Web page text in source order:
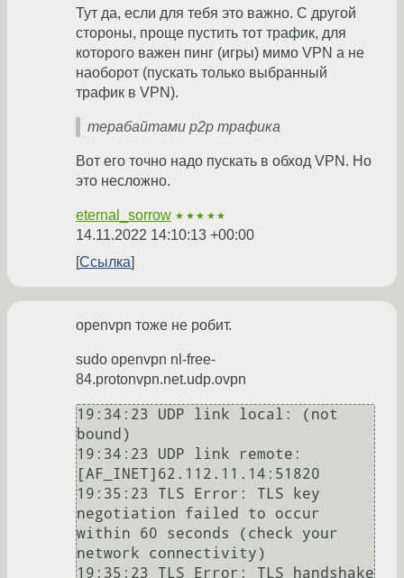
Тут да, если для тебя это важно. С другой
стороны, проще пустить тот трафик, для
которого важен пинг (игры) мимо VPN а не
наоборот (пускать только выбранный
трафик в VPN).
терабайтами p2p трафика
Вот его точно надо пускать в обход VPN. Но
это несложно.
eternal_sorrow ★★★★★
14.11.2022 14:10:13 +00:00
Ссылка
openvpn тоже не робит.
sudo openvpn nl-free-
84.protonvpn.net.udp.ovpn
19:34:23 UDP link local: (not
bound)
19:34:23 UDP link remote:
[AF_INET]62.112.11.14:51820
19:35:23 TLS Error: TLS key
negotiation failed to occur
within 60 seconds (check your
network connectivity)
19:35:23 TLS Error: TLS handshake